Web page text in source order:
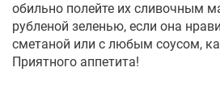
обильно полейте их сливочным
рубленой зеленью, если она
сметаной или с любым соусом,
Приятного аппетита!